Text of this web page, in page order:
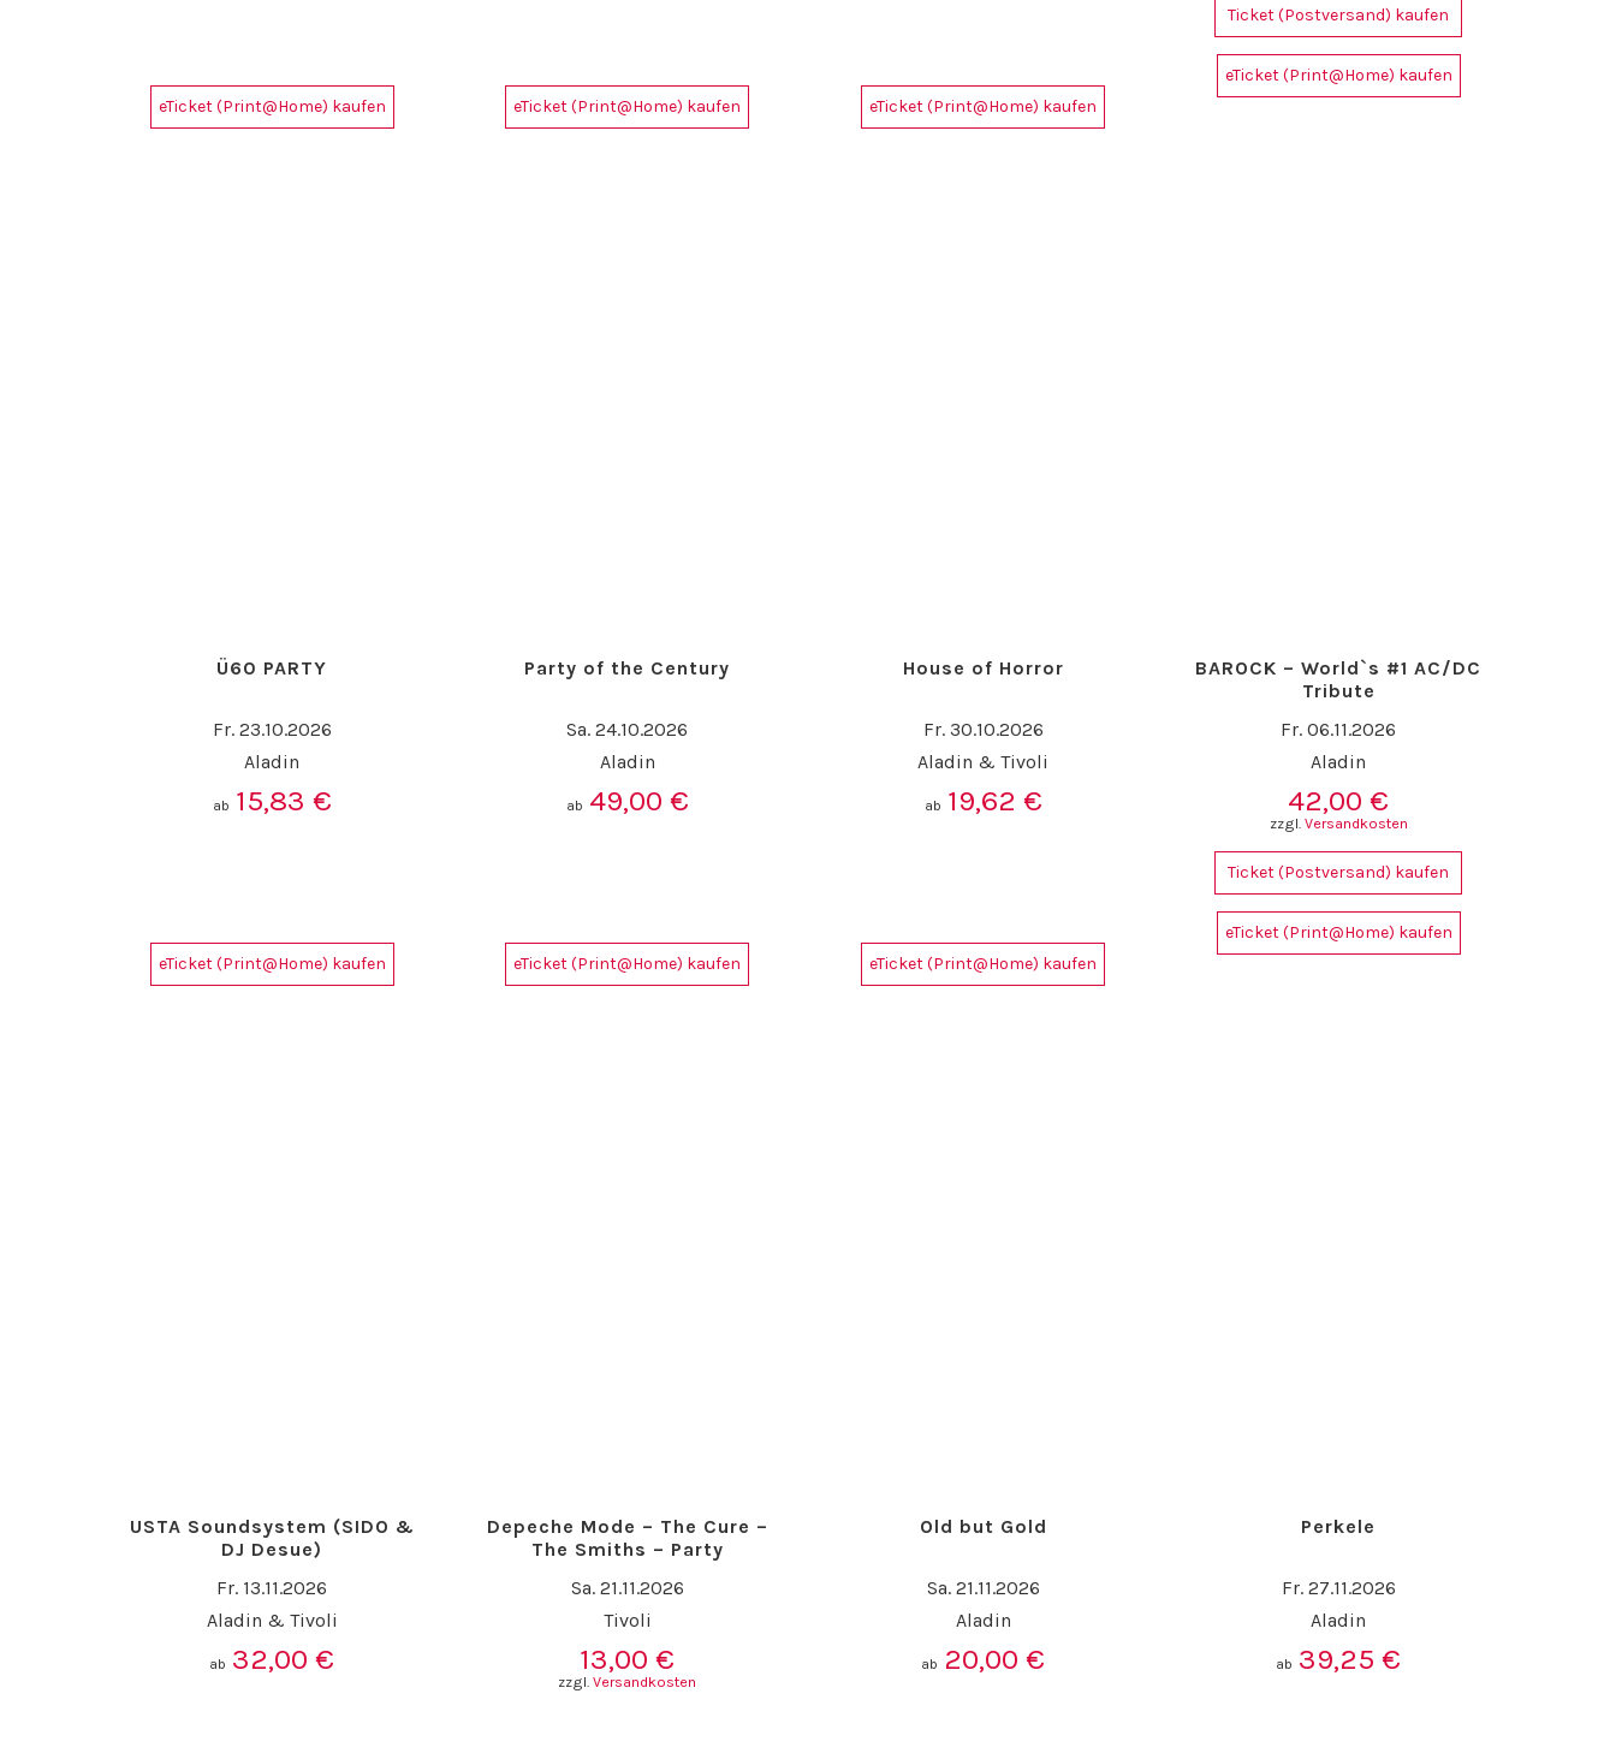
eTicket (Print@Home) kaufen eTicket (Print@Home) kaufen eTicket (Print@Home) kaufen
Ticket (Postversand) kaufen
eTicket (Print@Home) kaufen
Ü60 PARTY
Fr. 23.10.2026
Aladin
ab 15,83 €
eTicket (Print@Home) kaufen
Party of the Century
Sa. 24.10.2026
Aladin
ab 49,00 €
eTicket (Print@Home) kaufen
House of Horror
Fr. 30.10.2026
Aladin & Tivoli
ab 19,62 €
eTicket (Print@Home) kaufen
BAROCK – World`s #1 AC/DC
Tribute
Fr. 06.11.2026
Aladin
42,00€
zzgl. Versandkosten
Ticket (Postversand) kaufen
eTicket (Print@Home) kaufen
USTA Soundsystem (SIDO &
DJ Desue)
Fr. 13.11.2026
Aladin & Tivoli
ab 32,00€
Depeche Mode – The Cure –
The Smiths – Party
Sa. 21.11.2026
Tivoli
13,00€
zzgl.Versandkosten
Old but Gold
Sa. 21.11.2026
Aladin
ab 20,00€
Perkele
Fr. 27.11.2026
Aladin
ab 39,25€